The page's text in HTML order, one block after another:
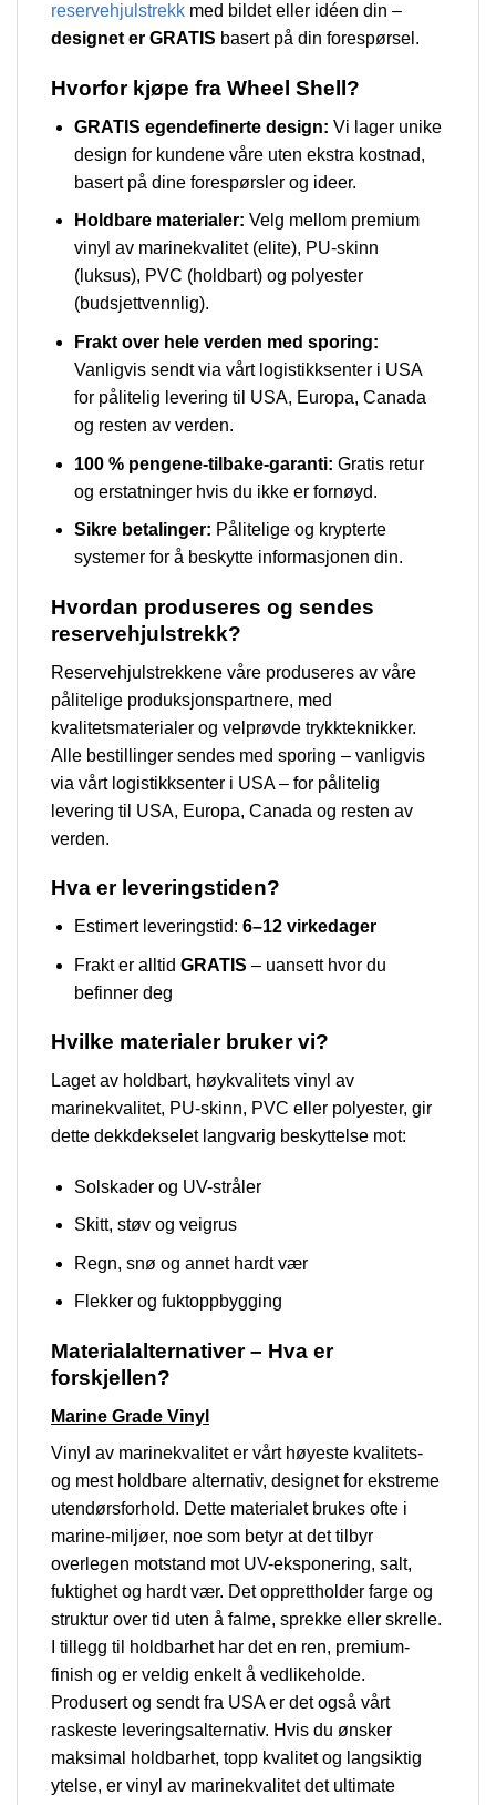
reservehjulstrekk med bildet eller idéen din –
designet er GRATIS basert på din forespørsel.
Hvorfor kjøpe fra Wheel Shell?
GRATIS egendefinerte design: Vi lager unike
design for kundene våre uten ekstra kostnad,
basert på dine forespørsler og ideer.
Holdbare materialer: Velg mellom premium
vinyl av marinekvalitet (elite), PU-skinn
(luksus), PVC (holdbart) og polyester
(budsjettvennlig).
Frakt over hele verden med sporing:
Vanligvis sendt via vårt logistikksenter i USA
for pålitelig levering til USA, Europa, Canada
og resten av verden.
100 % pengene-tilbake-garanti: Gratis retur
og erstatninger hvis du ikke er fornøyd.
Sikre betalinger: Pålitelige og krypterte
systemer for å beskytte informasjonen din.
Hvordan produseres og sendes
reservehjulstrekk?
Reservehjulstrekkene våre produseres av våre
pålitelige produksjonspartnere, med
kvalitetsmaterialer og velprøvde trykkteknikker.
Alle bestillinger sendes med sporing – vanligvis
via vårt logistikksenter i USA – for pålitelig
levering til USA, Europa, Canada og resten av
verden.
Hva er leveringstiden?
Estimert leveringstid: 6–12 virkedager
Frakt er alltid GRATIS – uansett hvor du
befinner deg
Hvilke materialer bruker vi?
Laget av holdbart, høykvalitets vinyl av
marinekvalitet, PU-skinn, PVC eller polyester, gir
dette dekkdekselet langvarig beskyttelse mot:
Solskader og UV-stråler
Skitt, støv og veigrus
Regn, snø og annet hardt vær
Flekker og fuktoppbygging
Materialalternativer – Hva er
forskjellen?
Marine Grade Vinyl
Vinyl av marinekvalitet er vårt høyeste kvalitets-
og mest holdbare alternativ, designet for ekstreme
utendørsforhold. Dette materialet brukes ofte i
marine-miljøer, noe som betyr at det tilbyr
overlegen motstand mot UV-eksponering, salt,
fuktighet og hardt vær. Det opprettholder farge og
struktur over tid uten å falme, sprekke eller skrelle.
I tillegg til holdbarhet har det en ren, premium-
finish og er veldig enkelt å vedlikeholde.
Produsert og sendt fra USA er det også vårt
raskeste leveringsalternativ. Hvis du ønsker
maksimal holdbarhet, topp kvalitet og langsiktig
ytelse, er vinyl av marinekvalitet det ultimate